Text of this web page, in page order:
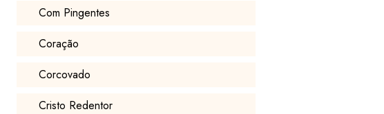
Com Pingentes
Coração
Corcovado
Cristo Redentor